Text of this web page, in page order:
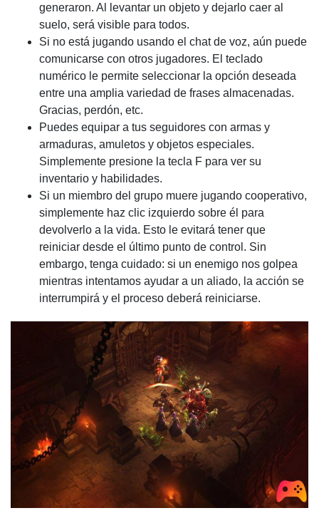
generaron. Al levantar un objeto y dejarlo caer al
suelo, será visible para todos.
Si no está jugando usando el chat de voz, aún puede
comunicarse con otros jugadores. El teclado
numérico le permite seleccionar la opción deseada
entre una amplia variedad de frases almacenadas.
Gracias, perdón, etc.
Puedes equipar a tus seguidores con armas y
armaduras, amuletos y objetos especiales.
Simplemente presione la tecla F para ver su
inventario y habilidades.
Si un miembro del grupo muere jugando cooperativo,
simplemente haz clic izquierdo sobre él para
devolverlo a la vida. Esto le evitará tener que
reiniciar desde el último punto de control. Sin
embargo, tenga cuidado: si un enemigo nos golpea
mientras intentamos ayudar a un aliado, la acción se
interrumpirá y el proceso deberá reiniciarse.